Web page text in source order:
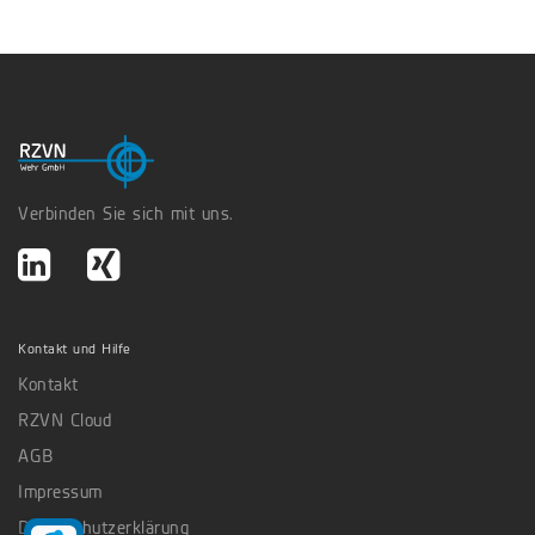
Verbinden Sie sich mit uns.
Kontakt und Hilfe
Kontakt
RZVN Cloud
AGB
Impressum
Datenschutzerklärung